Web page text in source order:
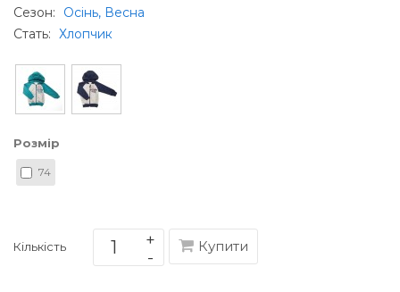
Сезон:
Осінь, Весна
Стать: Хлопчик
Розмір
74
Кількість Купити